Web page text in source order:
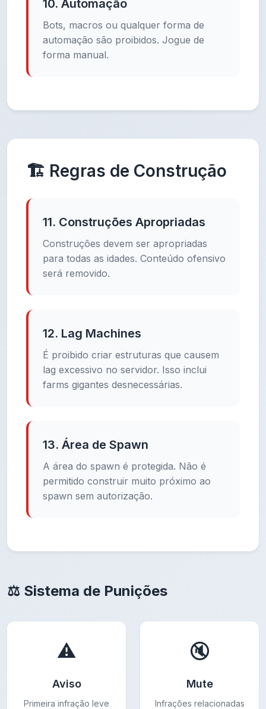
10. Automação
Bots, macros ou qualquer forma de
automação são proibidos. Jogue de
forma manual.
🏗️ Regras de Construção
11. Construções Apropriadas
Construções devem ser apropriadas
para todas as idades. Conteúdo ofensivo
será removido.
12. Lag Machines
É proibido criar estruturas que causem
lag excessivo no servidor. Isso inclui
farms gigantes desnecessárias.
13. Área de Spawn
A área do spawn é protegida. Não é
permitido construir muito próximo ao
spawn sem autorização.
⚖️ Sistema de Punições
⚠️
Aviso
Primeira infração leve
🔇
Mute
Infrações relacionadas